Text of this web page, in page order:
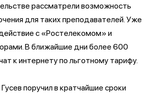
рассматрели возможность
для таких преподавателей. Уже
с «Ростелекомом» и
В ближайшие дни более 600
к интернету по льготному тарифу.
поручил в кратчайшие сроки